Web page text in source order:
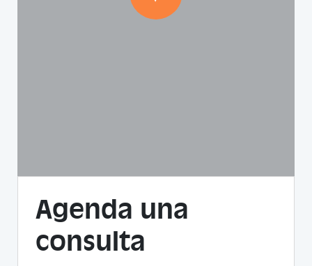
Agenda una
consulta